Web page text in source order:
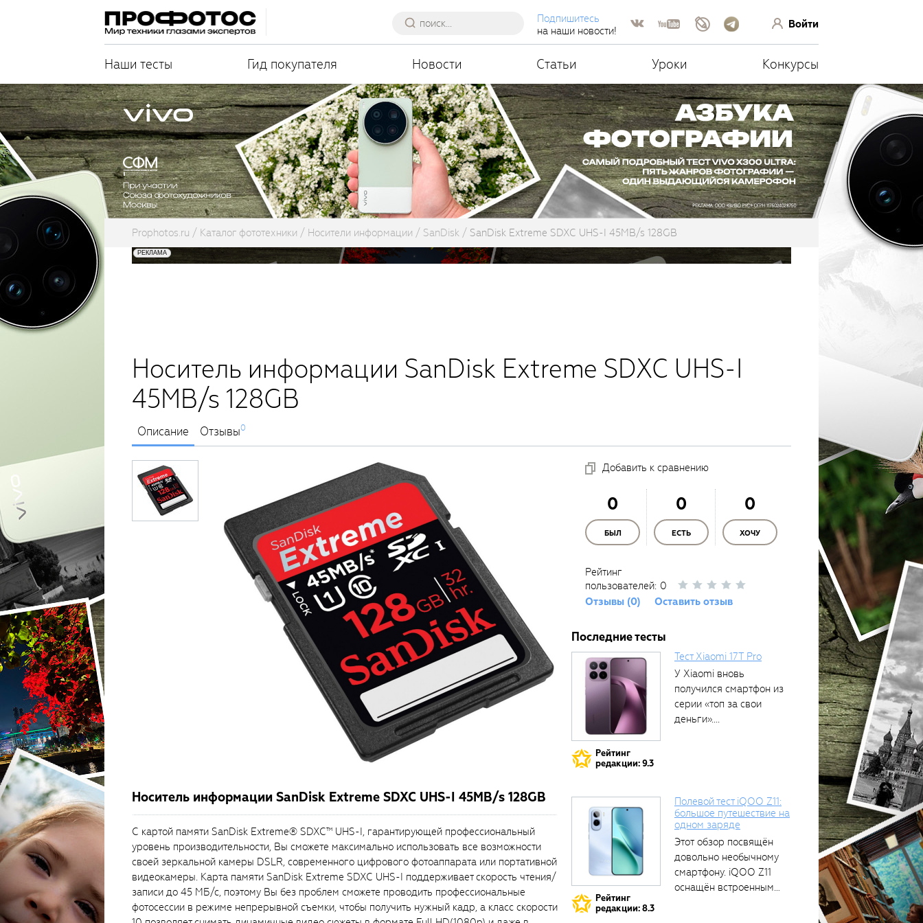
Подпишитесь
на наши новости!
Войти
Наши тесты Гид покупателя Новости Статьи Уроки Конкурсы
Prophotos.ru Каталог фототехники Носители информации SanDisk SanDisk Extreme SDXC UHS-I 45MB/s 128GB
Носитель информации SanDisk Extreme SDXC UHS-I
45MB/s 128GB
Описание Отзывы0
Носитель информации SanDisk Extreme SDXC UHS-I 45MB/s 128GB
С картой памяти SanDisk Extreme® SDXC™ UHS-I, гарантирующей профессиональный
уровень производительности, Вы сможете максимально использовать все возможности
своей зеркальной камеры DSLR, современного цифрового фотоаппарата или портативной
видеокамеры. Карта памяти SanDisk Extreme SDXC UHS-I поддерживает скорость чтения/
записи до 45 МБ/с, поэтому Вы без проблем сможете проводить профессиональные
фотосессии в режиме непрерывной съемки, чтобы получить нужный кадр, а класс скорости
Добавить к сравнению
0
БЫЛ
0
ЕСТЬ
0
ХОЧУ
Рейтинг
пользователей: 0
Отзывы (0)
Оставить отзыв
Последние тесты
Рейтинг
редакции: 9.3
Тест Xiaomi 17T Pro
У Xiaomi вновь
получился смартфон из
серии «топ за свои
деньги»....
Рейтинг
редакции: 8.3
Полевой тест iQOO Z11:
большое путешествие на
одном заряде
Этот обзор посвящён
довольно необычному
смартфону. iQOO Z11
оснащён встроенным